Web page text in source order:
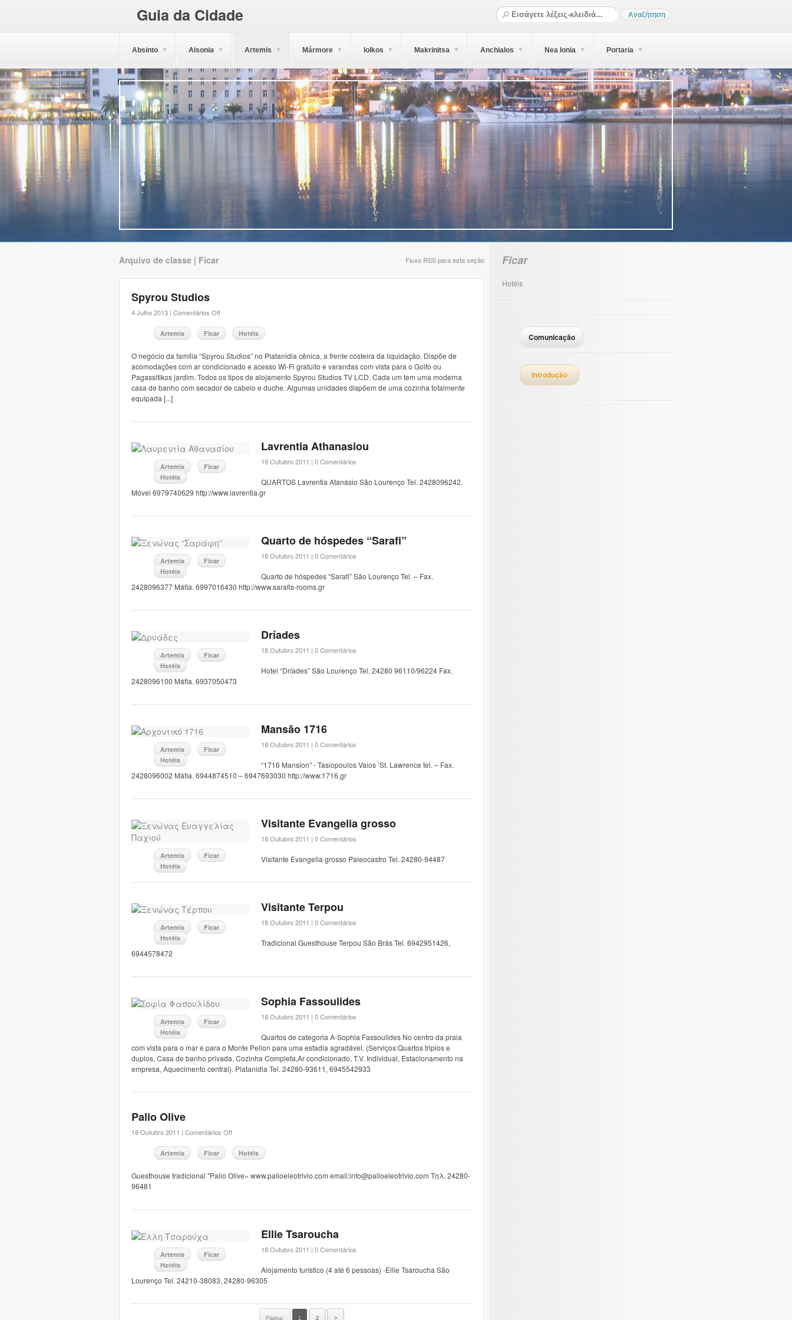
Guia da Cidade
Absinto Aisonia Artemis Mármore Iolkos Makrinitsa Anchialos Nea Ionia Portaria
Arquivo de classe | Ficar Fluxo RSS para esta seção
Spyrou Studios
4 Julho 2013 | Comentários Off
Artemis Ficar Hotéis
O negócio da família “Spyrou Studios” no Platanidia cênica, a frente costeira da liquidação. Dispõe de
acomodações com ar condicionado e acesso Wi-Fi gratuito e varandas com vista para o Golfo ou
Pagassitikos jardim. Todos os tipos de alojamento Spyrou Studios TV LCD. Cada um tem uma moderna
casa de banho com secador de cabelo e duche. Algumas unidades dispõem de uma cozinha totalmente
equipada [...]
Artemis
Ficar
Hotéis
Lavrentia Athanasiou
19 Outubro 2011 | 0 Comentários
QUARTOS Lavrentia Atanásio São Lourenço Tel. 2428096242,
Móvel 6979740629 http://www.lavrentia.gr
Artemis
Ficar
Hotéis
Quarto de hóspedes “Sarafi”
18 Outubro 2011 | 0 Comentários
Quarto de hóspedes “Sarafi” São Lourenço Tel. – Fax.
2428096377 Máfia. 6997016430 http://www.sarafis-rooms.gr
Artemis
Ficar
Hotéis
Dríades
18 Outubro 2011 | 0 Comentários
Hotel “Dríades” São Lourenço Tel. 24280 96110/96224 Fax.
2428096100 Máfia. 6937050473
Artemis
Ficar
Hotéis
Mansão 1716
18 Outubro 2011 | 0 Comentários
“1716 Mansion″ - Tasiopoulos Vaios ‘St. Lawrence tel. – Fax.
2428096002 Máfia. 6944874510 – 6947693030 http://www.1716.gr
Artemis
Ficar
Hotéis
Visitante Evangelia grosso
18 Outubro 2011 | 0 Comentários
Visitante Evangelia grosso Paleocastro Tel. 24280-94487
Artemis
Ficar
Hotéis
Visitante Terpou
18 Outubro 2011 | 0 Comentários
Tradicional Guesthouse Terpou São Brás Tel. 6942951426,
6944578472
Artemis
Ficar
Hotéis
Sophia Fassoulides
18 Outubro 2011 | 0 Comentários
Quartos de categoria A-Sophia Fassoulides No centro da praia
com vista para o mar e para o Monte Pelion para uma estadia agradável. (Serviços:Quartos triplos e
duplos, Casa de banho privada, Cozinha Completa,Ar condicionado, T.V. Individual, Estacionamento na
empresa, Aquecimento central). Platanidia Tel. 24280-93611, 6945542933
Palio Olive
18 Outubro 2011 | Comentários Off
Artemis Ficar Hotéis
Guesthouse tradicional "Palio Olive» www.palioeleotrivio.com email:info@palioeleotrivio.com Τηλ. 24280-
96481
Artemis
Ficar
Hotéis
Ellie Tsaroucha
18 Outubro 2011 | 0 Comentários
Alojamento turístico (4 até 6 pessoas) -Ellie Tsaroucha São
Lourenço Tel. 24210-38083, 24280-96305
Página: 1 2 >
Ficar
Hotéis
Comunicação
Introdução